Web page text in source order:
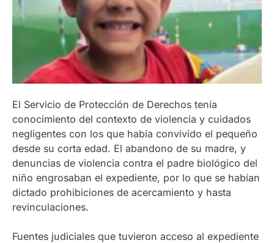
El Servicio de Protección de Derechos tenía
conocimiento del contexto de violencia y cuidados
negligentes con los que había convivido el pequeño
desde su corta edad. El abandono de su madre, y
denuncias de violencia contra el padre biológico del
niño engrosaban el expediente, por lo que se habían
dictado prohibiciones de acercamiento y hasta
revinculaciones.
Fuentes judiciales que tuvieron acceso al expediente